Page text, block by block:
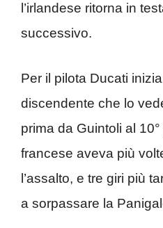
l’irlandese ritorna in
successivo.
Per il pilota Ducati
discendente che lo
prima da Guintoli al
francese aveva più
l’assalto, e tre giri più
a sorpassare la